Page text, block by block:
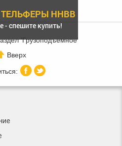
HHBB
- спешите купить!
'Грузоподъемное'
Вверх